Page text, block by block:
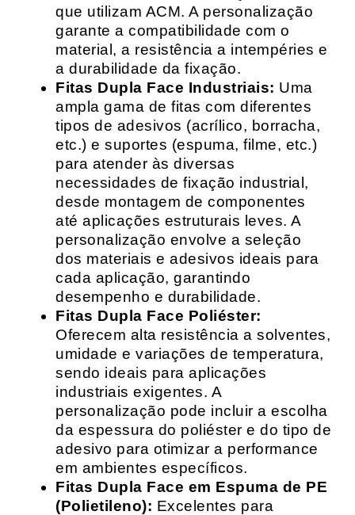
que utilizam ACM. A personalização
garante a compatibilidade com o
material, a resistência a intempéries e
a durabilidade da fixação.
Fitas Dupla Face Industriais: Uma
ampla gama de fitas com diferentes
tipos de adesivos (acrílico, borracha,
etc.) e suportes (espuma, filme, etc.)
para atender às diversas
necessidades de fixação industrial,
desde montagem de componentes
até aplicações estruturais leves. A
personalização envolve a seleção
dos materiais e adesivos ideais para
cada aplicação, garantindo
desempenho e durabilidade.
Fitas Dupla Face Poliéster:
Oferecem alta resistência a solventes,
umidade e variações de temperatura,
sendo ideais para aplicações
industriais exigentes. A
personalização pode incluir a escolha
da espessura do poliéster e do tipo de
adesivo para otimizar a performance
em ambientes específicos.
Fitas Dupla Face em Espuma de PE
(Polietileno): Excelentes para